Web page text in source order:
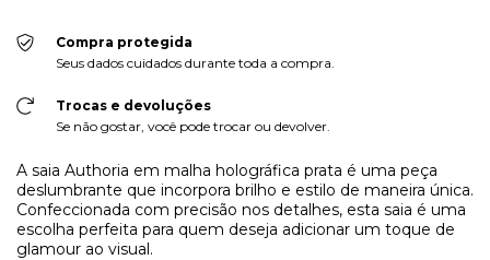
Compra protegida
Seus dados cuidados durante toda a compra.
Trocas e devoluções
Se não gostar, você pode trocar ou devolver.
A saia Authoria em malha holográfica prata é uma peça
deslumbrante que incorpora brilho e estilo de maneira única.
Confeccionada com precisão nos detalhes, esta saia é uma
escolha perfeita para quem deseja adicionar um toque de
glamour ao visual.